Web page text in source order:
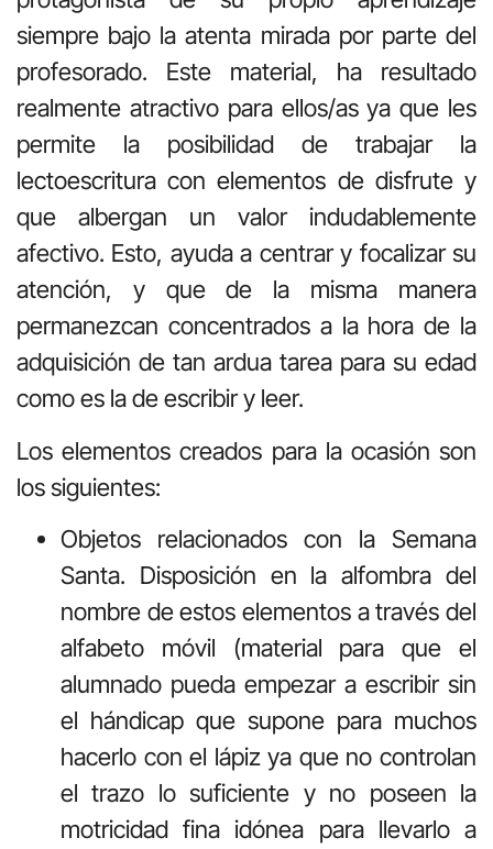
siempre bajo la atenta mirada por parte del
profesorado. Este material, ha resultado
realmente atractivo para ellos/as ya que les
permite la posibilidad de trabajar la
lectoescritura con elementos de disfrute y
que albergan un valor indudablemente
afectivo. Esto, ayuda a centrar y focalizar su
atención, y que de la misma manera
permanezcan concentrados a la hora de la
adquisición de tan ardua tarea para su edad
como es la de escribir y leer.
Los elementos creados para la ocasión son
los siguientes:
Objetos relacionados con la Semana
Santa. Disposición en la alfombra del
nombre de estos elementos a través del
alfabeto móvil (material para que el
alumnado pueda empezar a escribir sin
el hándicap que supone para muchos
hacerlo con el lápiz ya que no controlan
el trazo lo suficiente y no poseen la
motricidad fina idónea para llevarlo a